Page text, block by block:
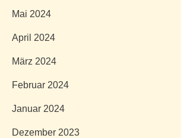
Mai 2024
April 2024
März 2024
Februar 2024
Januar 2024
Dezember 2023